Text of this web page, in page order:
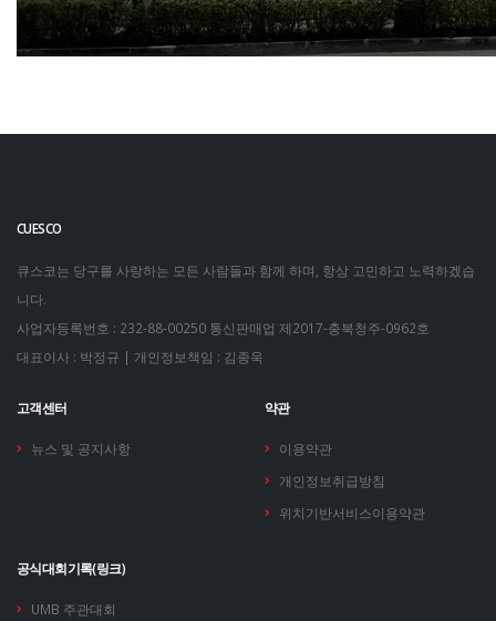
CUESCO
큐스코는 당구를 사랑하는 모든 사람들과 함께 하며, 항상 고민하고 노력하겠습
니다.
사업자등록번호 : 232-88-00250 통신판매업 제2017-충북청주-0962호
대표이사 : 박정규 | 개인정보책임 : 김종욱
고객센터
뉴스 및 공지사항
약관
이용약관
개인정보취급방침
위치기반서비스이용약관
공식대회기록(링크)
UMB 주관대회